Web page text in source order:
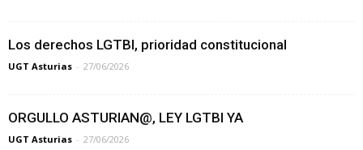
Los derechos LGTBI, prioridad constitucional
UGT Asturias - 27/06/2026
ORGULLO ASTURIAN@, LEY LGTBI YA
UGT Asturias - 27/06/2026